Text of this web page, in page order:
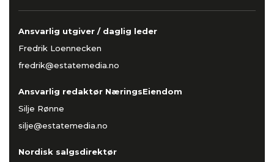
Ansvarlig utgiver / daglig leder
Fredrik Loennecken
fredrik@estatemedia.no
Ansvarlig redaktør NæringsEiendom
Silje Rønne
silje@estatemedia.no
Nordisk salgsdirektør